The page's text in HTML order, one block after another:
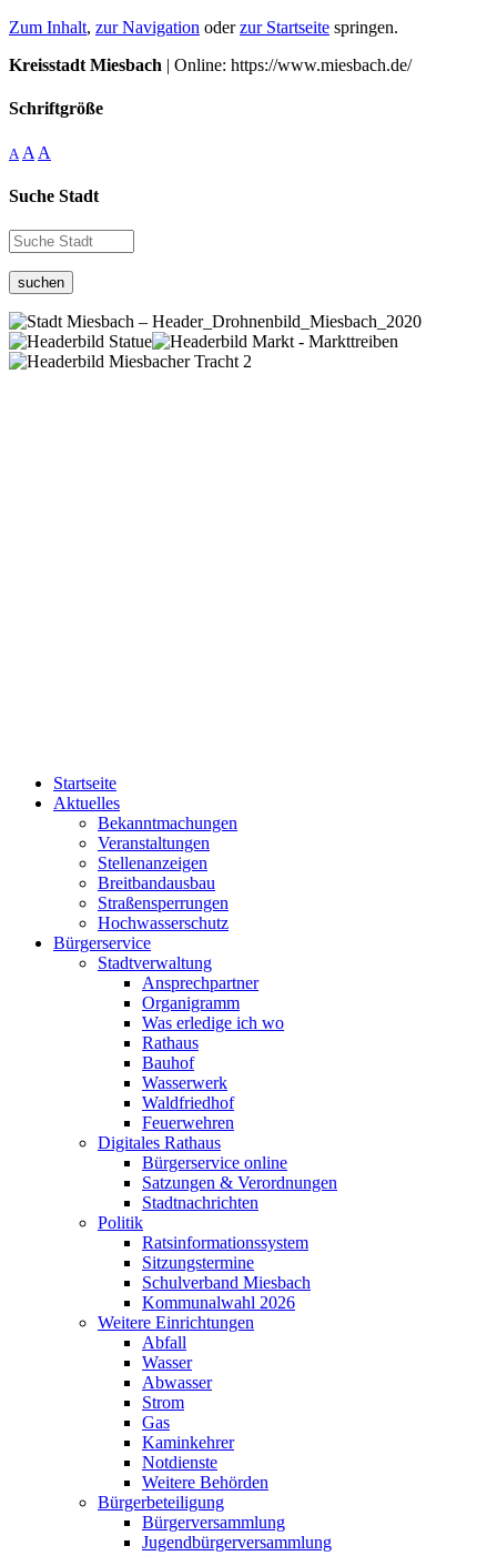
Zum Inhalt, zur Navigation oderzur Startseite springen.
Kreisstadt Miesbach | Online: https://www.miesbach.de/
Schriftgröße
A A A
Suche Stadt
suchen
Startseite
Aktuelles
Bekanntmachungen
Veranstaltungen
Stellenanzeigen
Breitbandausbau
Straßensperrungen
Hochwasserschutz
Bürgerservice
Stadtverwaltung
Ansprechpartner
Organigramm
Was erledige ich wo
Rathaus
Bauhof
Wasserwerk
Waldfriedhof
Feuerwehren
Digitales Rathaus
Bürgerservice online
Satzungen & Verordnungen
Stadtnachrichten
Politik
Ratsinformationssystem
Sitzungstermine
Schulverband Miesbach
Kommunalwahl 2026
Weitere Einrichtungen
Abfall
Wasser
Abwasser
Strom
Gas
Kaminkehrer
Notdienste
Weitere Behörden
Bürgerbeteiligung
Bürgerversammlung
Jugendbürgerversammlung